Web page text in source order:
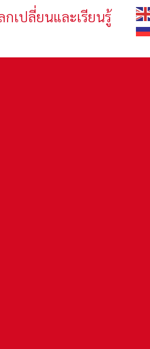
เปลี่ยนและเรียนรู้